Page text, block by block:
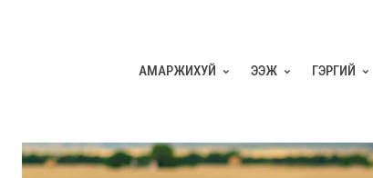
АМАРЖИХУЙ ЭЭЖ ГЭРГИЙ